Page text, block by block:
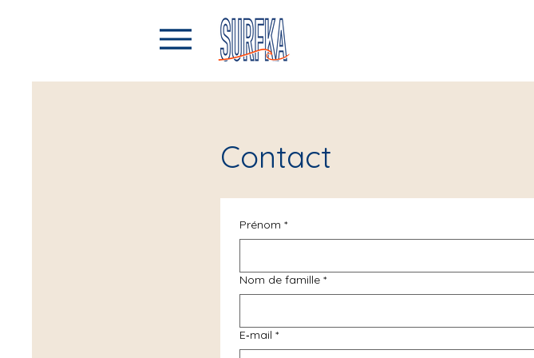
Contact
Prénom *
Nom de famille *
E‑mail *